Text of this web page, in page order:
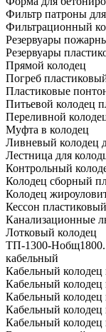
Фильтр патроны
Фильтрационный
Резервуары
Резервуары
Прямой колодец
Погреб
Пластиковые
Питьевой колодец
Переливной
Муфта в колодец
Ливневый колодец
Лестница для
Контрольный
Колодец сборный
Колодец
Кессон пластиковый
Канализационные
Лотковый колодец
ТП-1300-Hобщ1800.
кабельный
Кабельный
Кабельный
Кабельный
Кабельный
Кабельный